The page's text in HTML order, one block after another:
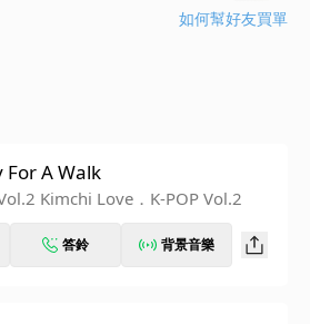
如何幫好友買單
For A Walk
泡菜之戀 Vol.2 Kimchi Love．K-POP Vol.2
答鈴 背景音樂